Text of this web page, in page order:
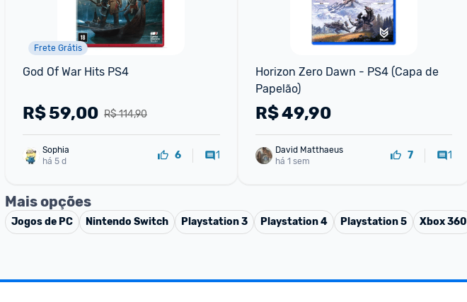
Frete Grátis
God Of War Hits PS4
R$ 114,90
R$59,00
Sophia
há 5 d
6 1
Horizon Zero Dawn - PS4 (Capa de
Papelão)
R$49,90
David Matthaeus
há 1 sem
7 1
Mais opções
Jogos de PC Nintendo Switch Playstation 3 Playstation 4 Playstation 5 Xbox 360